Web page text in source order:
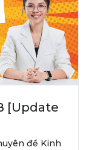
[Update
đề Kinh